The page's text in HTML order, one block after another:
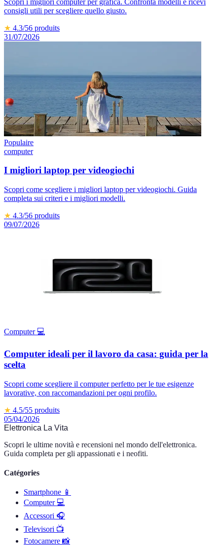
consigli utili per scegliere quello giusto.
★ 4.3/56 produits
31/07/2026
Populaire
computer
I migliori laptop per videogiochi
Scopri come scegliere i migliori laptop per videogiochi. Guida
completa sui criteri e i migliori modelli.
★ 4.3/56 produits
09/07/2026
Computer 💻
Computer ideali per il lavoro da casa: guida per la
scelta
Scopri come scegliere il computer perfetto per le tue esigenze
lavorative, con raccomandazioni per ogni profilo.
★ 4.5/55 produits
05/04/2026
Elettronica La Vita
Scopri le ultime novità e recensioni nel mondo dell'elettronica.
Guida completa per gli appassionati e i neofiti.
Catégories
Smartphone 📱
Computer 💻
Accessori 🎧
Televisori 📺
Fotocamere 📸